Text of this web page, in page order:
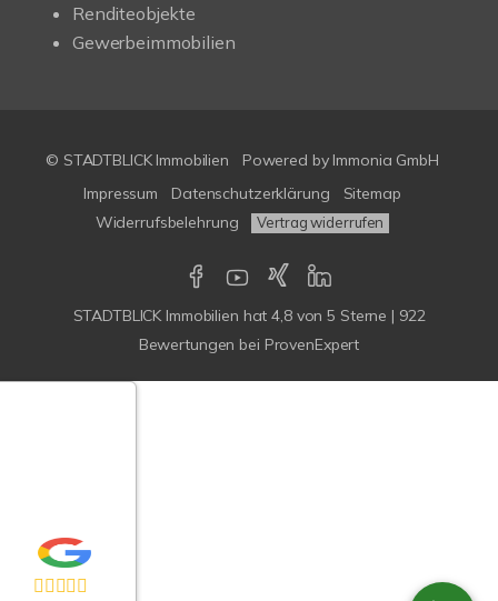
Renditeobjekte
Gewerbeimmobilien
© STADTBLICK Immobilien Powered by Immonia GmbH
Impressum
Datenschutzerklärung
Sitemap
Widerrufsbelehrung
Vertrag widerrufen
STADTBLICK Immobilien hat4,8von5 Sterne | 922
Bewertungen bei ProvenExpert